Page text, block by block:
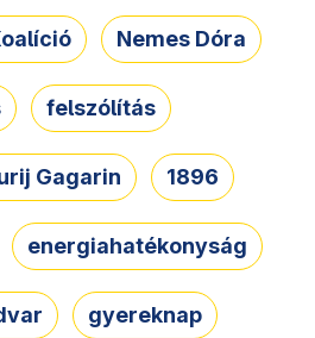
Nemes Dóra
felszólítás
Gagarin 1896
energiahatékonyság
gyereknap